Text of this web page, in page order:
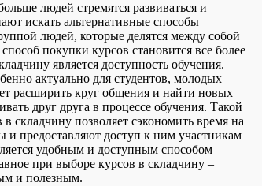
людей стремятся развиваться и
искать альтернативные способы
людей, которые делятся между собой
покупки курсов становится все более
является доступность обучения.
актуально для студентов, молодых
расширить круг общения и найти новых
друг друга в процессе обучения. Такой
позволяет сэкономить время на
предоставляют доступ к ним участникам
удобным и доступным способом
при выборе курсов в складчину –
и полезным.